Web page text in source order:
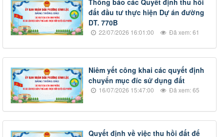
Thông báo các Quyết định thu hồi
đất đầu tư thực hiện Dự án đường
DT. 770B
22/07/2026 16:01:00 Đã xem: 61
Niêm yết công khai các quyết định
chuyển mục đíc sử dụng đất
16/07/2026 15:47:00 Đã xem: 65
Quyết định về việc thu hồi đất để